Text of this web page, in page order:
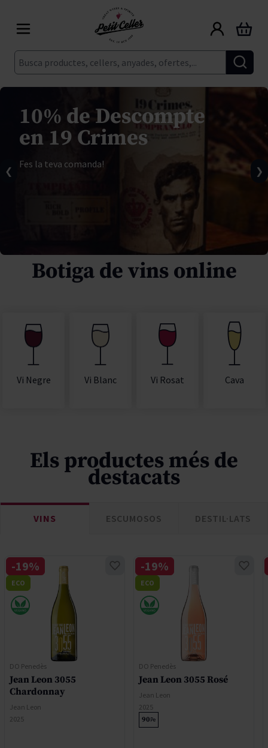
Cerca
Cart
10% de Descompte
en 19 Crimes
Fes la teva comanda!
❮ ❯
Botiga de vins online
Vi Negre Vi Blanc Vi Rosat Cava
Els productes més de
destacats
VINS ESCUMOSOS DESTIL·LATS
DO Penedès
Jean Leon 3055
Chardonnay
Jean Leon
2025
-19%
ECO
DO Penedès
Jean Leon 3055 Rosé
Jean Leon
2025
90Pe
-19%
ECO